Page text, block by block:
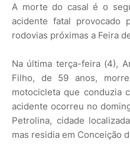
A morte do casal é o
acidente fatal provocado
rodovias próximas a Feira
Na última terça-feira (4),
Filho, de 59 anos,
motocicleta que conduzia
acidente ocorreu no
Petrolina, cidade
mas residia em Conceição